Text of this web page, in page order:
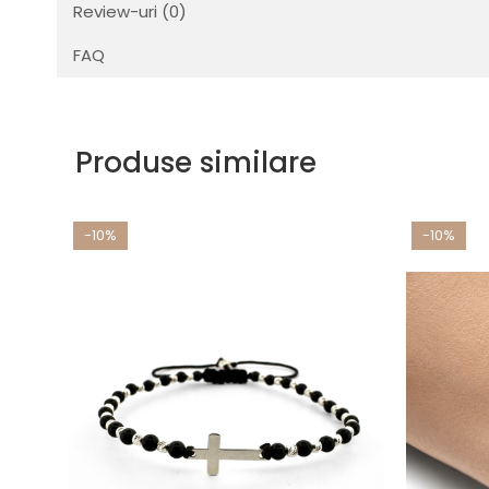
Review-uri (0)
FAQ
Produse similare
-10% -10%